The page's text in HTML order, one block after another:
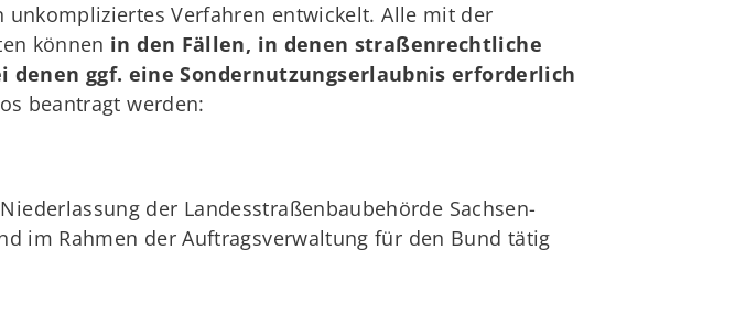
unkompliziertes Verfahren entwickelt. Alle mit der
können in den Fällen, in denen straßenrechtliche
denen ggf. eine Sondernutzungserlaubnis erforderlich
beantragt werden:
der Landesstraßenbaubehörde Sachsen-
im Rahmen der Auftragsverwaltung für den Bund tätig